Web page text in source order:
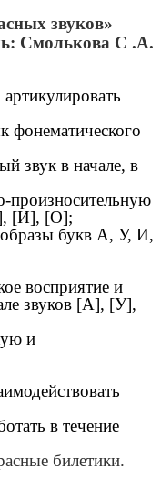
звуков»
Смолькова С .А.
фонематического
звук в начале, в
произносительную
[И], [О];
образы букв А, У, И,
восприятие и
звуков [А], [У],
и
в течение
билетики.